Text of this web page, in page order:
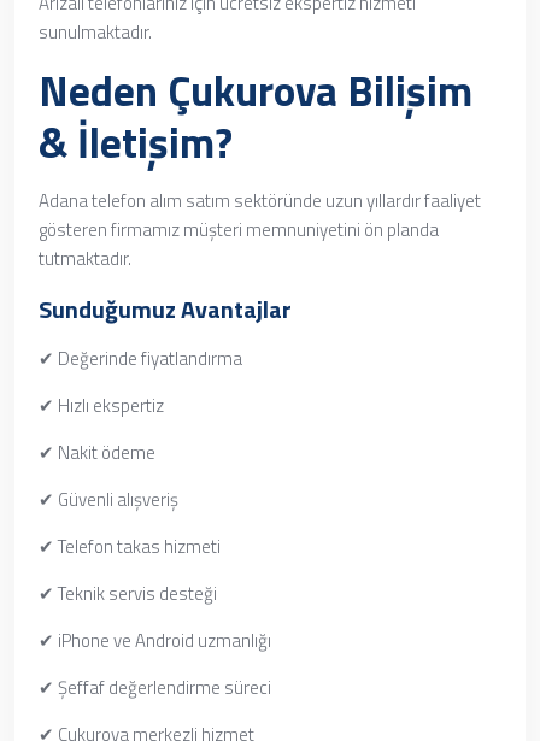
sunulmaktadır.
Neden Çukurova Bilişim
& İletişim?
Adana telefon alım satım sektöründe uzun yıllardır faaliyet
gösteren firmamız müşteri memnuniyetini ön planda
tutmaktadır.
Sunduğumuz Avantajlar
✔ Değerinde fiyatlandırma
✔ Hızlı ekspertiz
✔ Nakit ödeme
✔ Güvenli alışveriş
✔ Telefon takas hizmeti
✔ Teknik servis desteği
✔ iPhone ve Android uzmanlığı
✔ Şeffaf değerlendirme süreci
✔ Çukurova merkezli hizmet